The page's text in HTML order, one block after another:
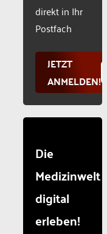
Consent
direkt in Ihr
Postfach
JETZT
ANMELDEN!
Die
Medizinwelt
digital
erleben!